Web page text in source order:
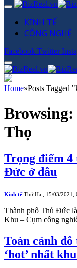
KINH TẾ
CÔNG NGHỆ
Facebook Twitter
Home»Posts Tagged
Browsing:
Thọ
Trọng điểm 4
Đức ở đâu
Kinh tế Thứ Hai, 15/03/2021,
Thành phố Thủ Đức
Khu – Cụm công
Toàn cảnh
‘hot’ nhất